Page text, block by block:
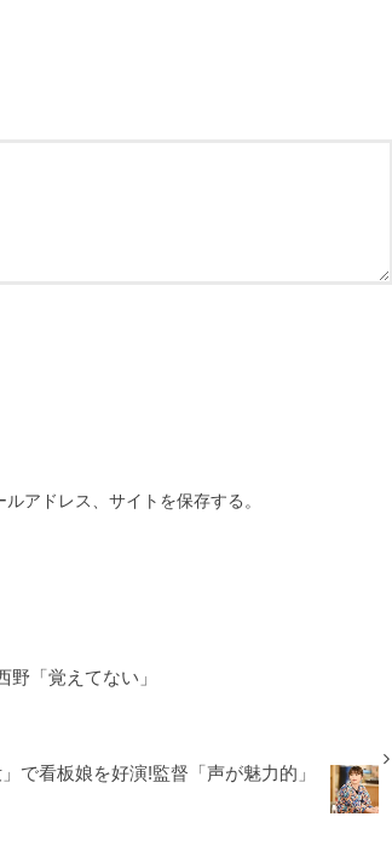
アドレス、サイトを保存する。
「覚えてない」
で看板娘を好演!監督「声が魅力的」